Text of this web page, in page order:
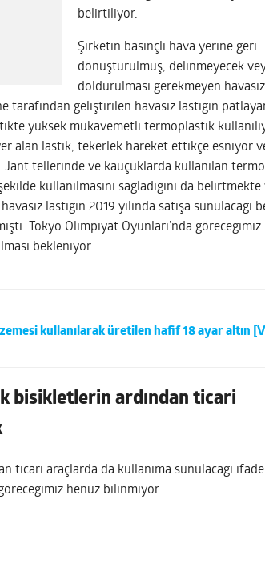
belirtiliyor.
Şirketin basınçlı hava yerine geri
dönüştürülmüş, delinmeyecek
doldurulması gerekmeyen
tarafından geliştirilen havasız lastiğin
yüksek mukavemetli termoplastik
yer alan lastik, tekerlek hareket ettikçe esniyor
Jant tellerinde ve kauçuklarda kullanılan
kullanılmasını sağladığını da
lastiğin 2019 yılında satışa sunulacağı
Tokyo Olimpiyat Oyunları’nda göreceğimiz
bekleniyor.
kullanılarak üretilen hafif 18 ayar altın
bisikletlerin ardından ticari
ticari araçlarda da kullanıma sunulacağı
henüz bilinmiyor.